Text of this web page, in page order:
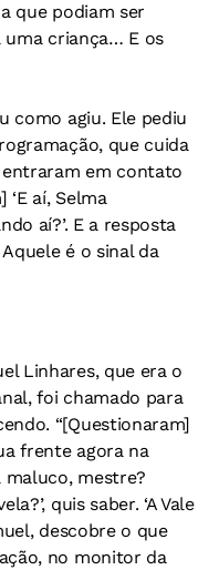
que podiam ser
uma criança… E os
como agiu. Ele pediu
que cuida
em contato
aí, Selma
aí?’. E a resposta
é o sinal da
Linhares, que era o
foi chamado para
“[Questionaram]
frente agora na
maluco, mestre?
quis saber. ‘A Vale
descobre o que
no monitor da